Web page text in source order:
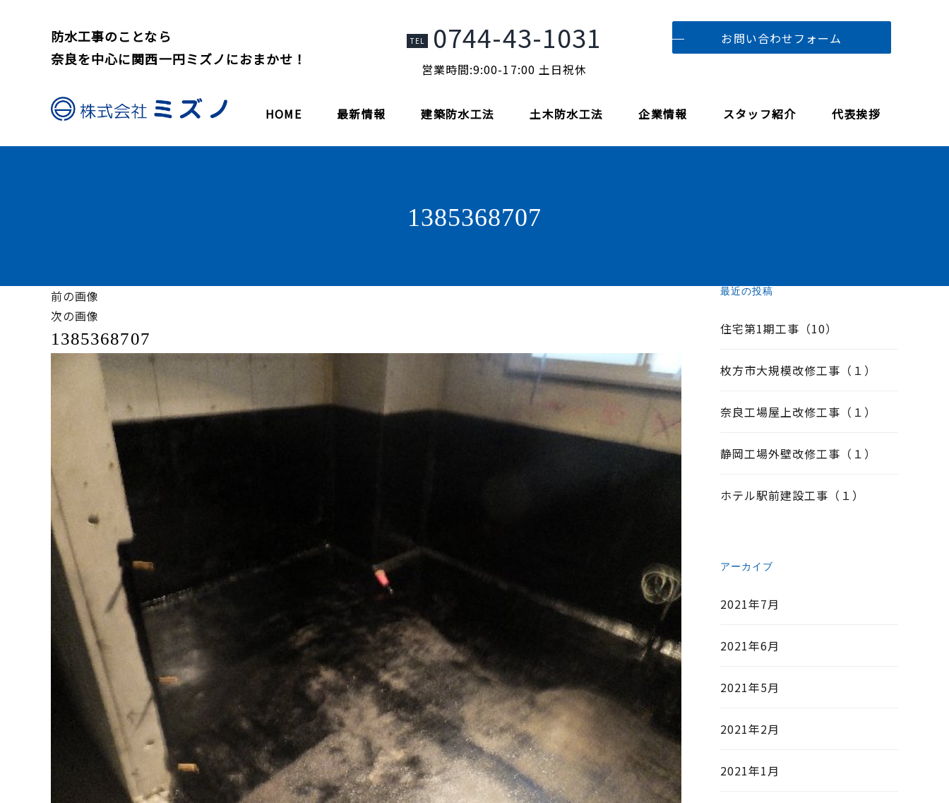
防水工事のことなら
奈良を中心に関西一円ミズノにおまかせ！
TEL 0744-43-1031
営業時間:9:00-17:00 土日祝休
お問い合わせフォーム
HOME 最新情報 建築防水工法 土木防水工法 企業情報 スタッフ紹介 代表挨拶
1385368707
前の画像
次の画像
1385368707
最近の投稿
住宅第1期工事（10）
枚方市大規模改修工事（１）
奈良工場屋上改修工事（１）
静岡工場外壁改修工事（１）
ホテル駅前建設工事（１）
アーカイブ
2021年7月
2021年6月
2021年5月
2021年2月
2021年1月